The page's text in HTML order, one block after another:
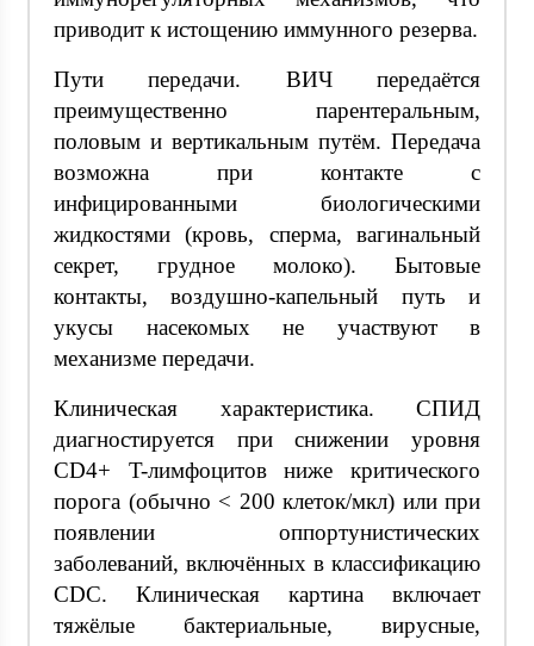
приводит к истощению иммунного резерва.
Пути передачи. ВИЧ передаётся
преимущественно парентеральным,
половым и вертикальным путём. Передача
возможна при контакте с
инфицированными биологическими
жидкостями (кровь, сперма, вагинальный
секрет, грудное молоко). Бытовые
контакты, воздушно-капельный путь и
укусы насекомых не участвуют в
механизме передачи.
Клиническая характеристика. СПИД
диагностируется при снижении уровня
CD4+ T-лимфоцитов ниже критического
порога (обычно < 200 клеток/мкл) или при
появлении оппортунистических
заболеваний, включённых в классификацию
CDC. Клиническая картина включает
тяжёлые бактериальные, вирусные,